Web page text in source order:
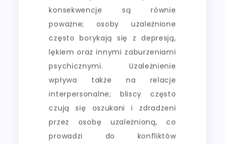
konsekwencje są równie
poważne; osoby uzależnione
często borykają się z depresją,
lękiem oraz innymi zaburzeniami
psychicznymi. Uzależnienie
wpływa także na relacje
interpersonalne; bliscy często
czują się oszukani i zdradzeni
przez osobę uzależnioną, co
prowadzi do konfliktów